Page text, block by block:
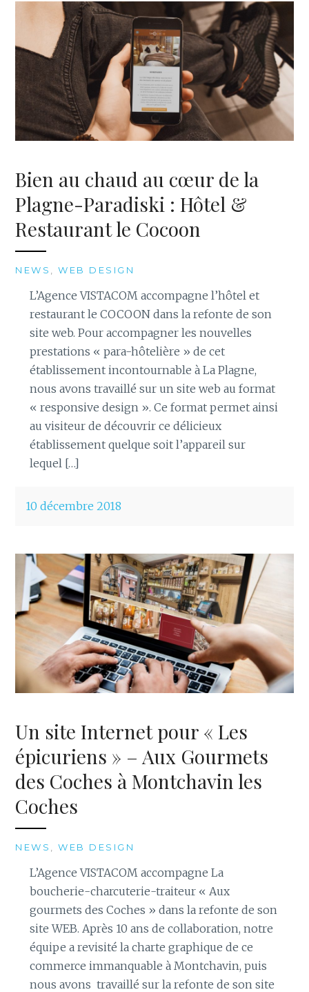
Bien au chaud au cœur de la
Plagne-Paradiski : Hôtel &
Restaurant le Cocoon
NEWS ,WEB DESIGN
L’Agence VISTACOM accompagne l’hôtel et
restaurant le COCOON dans la refonte de son
site web. Pour accompagner les nouvelles
prestations « para-hôtelière » de cet
établissement incontournable à La Plagne,
nous avons travaillé sur un site web au format
« responsive design ». Ce format permet ainsi
au visiteur de découvrir ce délicieux
établissement quelque soit l’appareil sur
lequel […]
10 décembre 2018
Un site Internet pour « Les
épicuriens » – Aux Gourmets
des Coches à Montchavin les
Coches
NEWS ,WEB DESIGN
L’Agence VISTACOM accompagne La
boucherie-charcuterie-traiteur « Aux
gourmets des Coches » dans la refonte de son
site WEB. Après 10 ans de collaboration, notre
équipe a revisité la charte graphique de ce
commerce immanquable à Montchavin, puis
nous avons travaillé sur la refonte de son site